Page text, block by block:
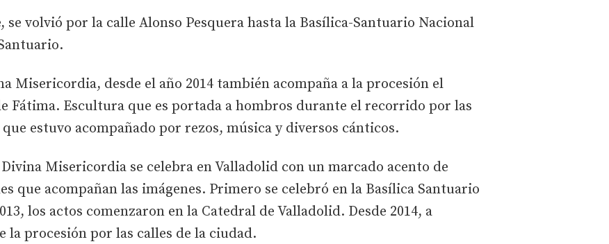
volvió por la calle Alonso Pesquera hasta la Basílica-Santuario Nacional
Misericordia, desde el año 2014 también acompaña a la procesión el
Fátima. Escultura que es portada a hombros durante el recorrido por las
estuvo acompañado por rezos, música y diversos cánticos.
Divina Misericordia se celebra en Valladolid con un marcado acento de
que acompañan las imágenes. Primero se celebró en la Basílica Santuario
los actos comenzaron en la Catedral de Valladolid. Desde 2014, a
la procesión por las calles de la ciudad.